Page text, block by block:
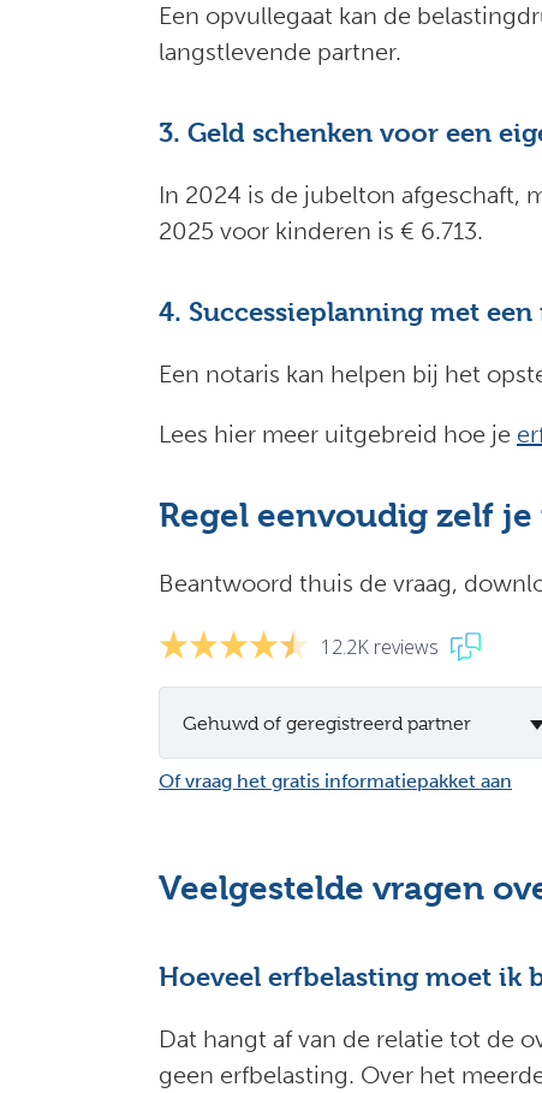
Een opvullegaat kan de
langstlevende partner.
3. Geld schenken voor een
In 2024 is de jubelton afgeschaft,
2025 voor kinderen is € 6.713.
4. Successieplanning met
Een notaris kan helpen bij het
Lees hier meer uitgebreid hoe je
Regel eenvoudig zelf
Beantwoord thuis de vraag,
12.2K reviews
Gehuwd of geregistreerd partner
Of vraag het gratis informatiepakket aan
Veelgestelde vragen
Hoeveel erfbelasting moet ik
Dat hangt af van de relatie tot de
geen erfbelasting. Over het